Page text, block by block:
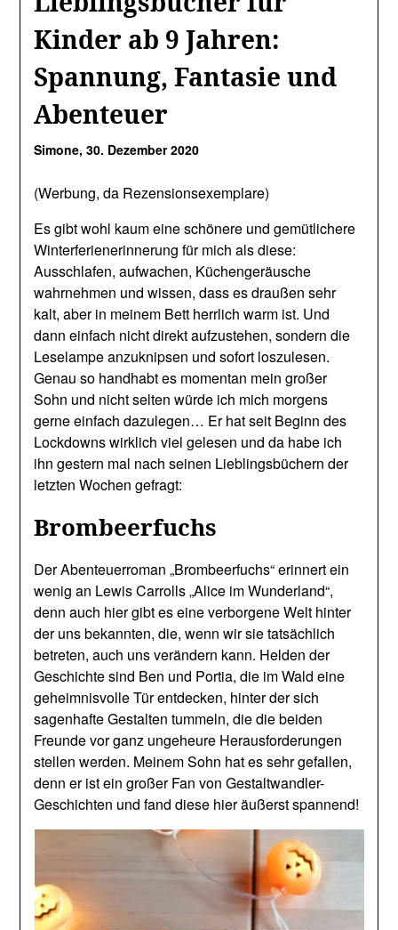
Kinder ab 9 Jahren:
Spannung, Fantasie und
Abenteuer
Simone,30. Dezember 2020
(Werbung, da Rezensionsexemplare)
Es gibt wohl kaum eine schönere und gemütlichere
Winterferienerinnerung für mich als diese:
Ausschlafen, aufwachen, Küchengeräusche
wahrnehmen und wissen, dass es draußen sehr
kalt, aber in meinem Bett herrlich warm ist. Und
dann einfach nicht direkt aufzustehen, sondern die
Leselampe anzuknipsen und sofort loszulesen.
Genau so handhabt es momentan mein großer
Sohn und nicht selten würde ich mich morgens
gerne einfach dazulegen… Er hat seit Beginn des
Lockdowns wirklich viel gelesen und da habe ich
ihn gestern mal nach seinen Lieblingsbüchern der
letzten Wochen gefragt:
Brombeerfuchs
Der Abenteuerroman „Brombeerfuchs“ erinnert ein
wenig an Lewis Carrolls „Alice im Wunderland“,
denn auch hier gibt es eine verborgene Welt hinter
der uns bekannten, die, wenn wir sie tatsächlich
betreten, auch uns verändern kann. Helden der
Geschichte sind Ben und Portia, die im Wald eine
geheimnisvolle Tür entdecken, hinter der sich
sagenhafte Gestalten tummeln, die die beiden
Freunde vor ganz ungeheure Herausforderungen
stellen werden. Meinem Sohn hat es sehr gefallen,
denn er ist ein großer Fan von Gestaltwandler-
Geschichten und fand diese hier äußerst spannend!